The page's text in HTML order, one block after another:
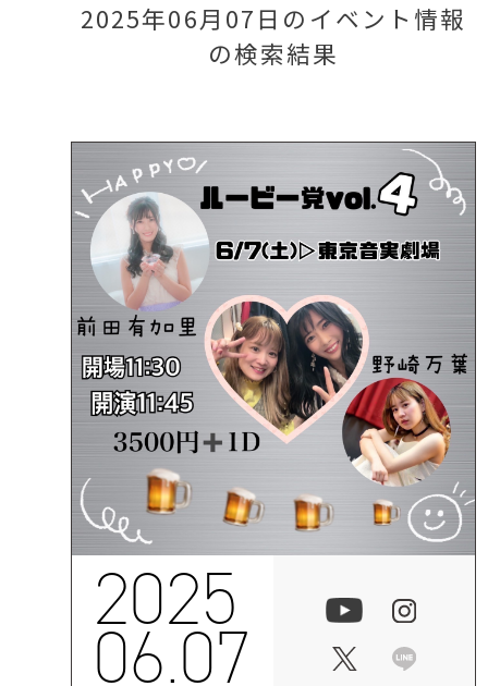
2025年06月07日のイベント情報
の検索結果
2025
06.07